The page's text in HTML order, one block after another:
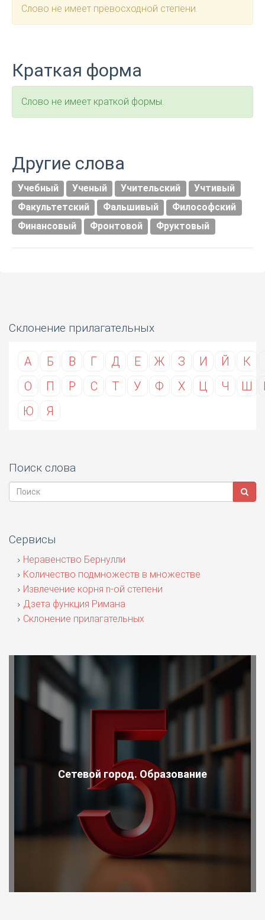
Слово не имеет превосходной степени.
Краткая форма
Слово не имеет краткой формы.
Другие слова
Учебный Ученый Учительский
Учтивый
Факультетский
Фальшивый
Философский
Финансовый
Фронтовой Фруктовый
Склонение прилагательных
А Б В Г Д Е Ж З И Й К
О
П Р С Т У Ф Х Ц Ч Ш
Ю
Я
Поиск слова
Сервисы
Неравенство Бернулли
Количество подмножеств в множестве
Извлечение корня n-ой степени
Дзета функция Римана
Склонение прилагательных
Сетевой город. Образование